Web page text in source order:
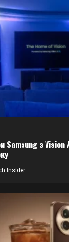
Samsung з
Insider